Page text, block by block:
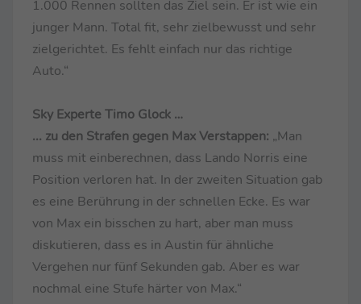
1.000 Rennen sollten das Ziel sein. Er ist wie ein
junger Mann. Total fit, sehr zielbewusst und sehr
zielgerichtet. Es fehlt einfach nur das richtige
Auto.“
Sky Experte Timo Glock …
... zu den Strafen gegen Max Verstappen: „Man
muss mit einberechnen, dass Lando Norris eine
Position verloren hat. In der zweiten Situation gab
es eine Berührung in der schnellen Ecke. Es war
von Max ein bisschen zu hart, aber man muss
diskutieren, dass es in Austin für ähnliche
Vergehen nur fünf Sekunden gab. Aber es war
nochmal eine Stufe härter von Max.“